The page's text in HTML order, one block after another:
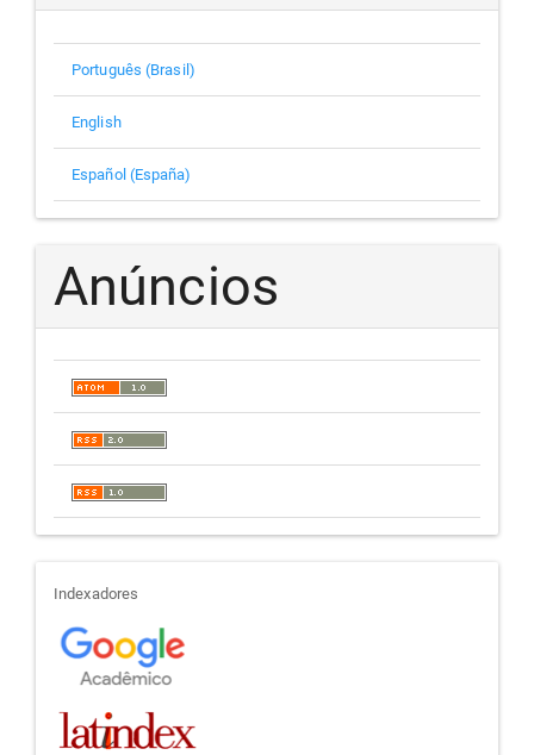
Português (Brasil)
English
Español (España)
Anúncios
indexadores
Indexadores